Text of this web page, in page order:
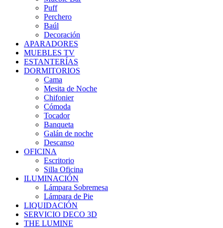
Puff
Perchero
Baúl
Decoración
APARADORES
MUEBLES TV
ESTANTERÍAS
DORMITORIOS
Cama
Mesita de Noche
Chifonier
Cómoda
Tocador
Banqueta
Galán de noche
Descanso
OFICINA
Escritorio
Silla Oficina
ILUMINACIÓN
Lámpara Sobremesa
Lámpara de Pie
LIQUIDACIÓN
SERVICIO DECO 3D
THE LUMINE